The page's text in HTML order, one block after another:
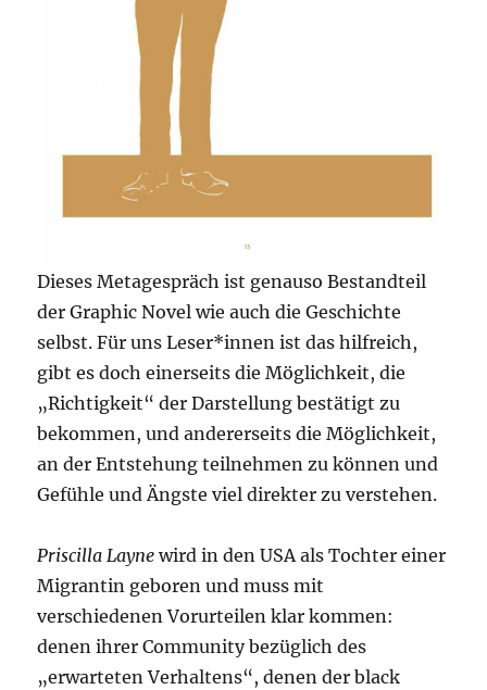
Dieses Metagespräch ist genauso Bestandteil
der Graphic Novel wie auch die Geschichte
selbst. Für uns Leser*innen ist das hilfreich,
gibt es doch einerseits die Möglichkeit, die
„Richtigkeit“ der Darstellung bestätigt zu
bekommen, und andererseits die Möglichkeit,
an der Entstehung teilnehmen zu können und
Gefühle und Ängste viel direkter zu verstehen.
Priscilla Layne wird in den USA als Tochter einer
Migrantin geboren und muss mit
verschiedenen Vorurteilen klar kommen:
denen ihrer Community bezüglich des
„erwarteten Verhaltens“, denen der black